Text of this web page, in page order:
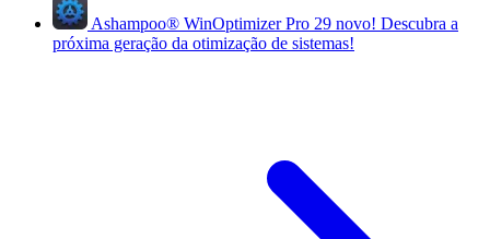
Ashampoo® WinOptimizer Pro 29 novo! Descubra a
próxima geração da otimização de sistemas!